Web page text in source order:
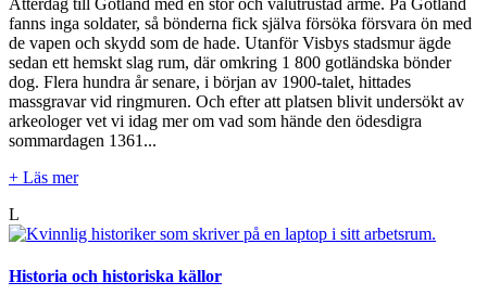
fanns inga soldater, så bönderna fick själva försöka försvara ön med
de vapen och skydd som de hade. Utanför Visbys stadsmur ägde
sedan ett hemskt slag rum, där omkring 1 800 gotländska bönder
dog. Flera hundra år senare, i början av 1900-talet, hittades
massgravar vid ringmuren. Och efter att platsen blivit undersökt av
arkeologer vet vi idag mer om vad som hände den ödesdigra
sommardagen 1361...
+ Läs mer
L
Historia och historiska källor